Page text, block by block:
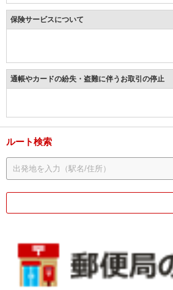
保険サービスについて
通帳やカードの紛失・盗難に伴うお取引の停止
ルート検索